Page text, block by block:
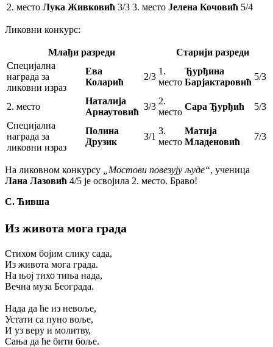
2. место Лука Живковић 3/3 3. место Јелена Кочовић 5/4
Ликовни конкурс:
Млађи разреди
Старији разреди
Специјална
награда за
ликовни израз
Ева
Коларић
2/3
1.
место
Ђурђина
Барјактаровић
5/3
2. место
Наталија
Арнаутовић
3/3
2.
место
Сара Ђурђић
5/3
Специјална
награда за
ликовни израз
Полина
Друзик
3/1
3.
место
Матија
Младеновић
7/3
На ликовном конкурсу „Мостови повезују људе“, ученица
Лана Лазовић 4/5 је освојила 2. место. Браво!
С. Ћивша
Из живота мога града
Стихом бојим слику сада,
Из живота мога града.
На њој тихо тиња нада,
Вечна муза Београда.
Нада да ће из невоље,
Устати са пуно воље,
И уз веру и молитву,
Сања да ће бити боље.